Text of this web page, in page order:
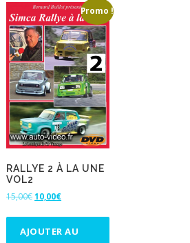
Promo !
RALLYE 2 À LA UNE
VOL2
15,00€L
r
10,00€L
r
AJOUTER AU